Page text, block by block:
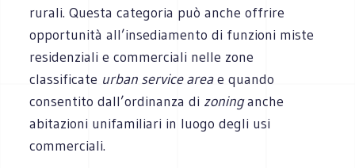
rurali. Questa categoria può anche offrire
opportunità all’insediamento di funzioni miste
residenziali e commerciali nelle zone
classificate urban service areae quando
consentito dall’ordinanza di zoninganche
abitazioni unifamiliari in luogo degli usi
commerciali.